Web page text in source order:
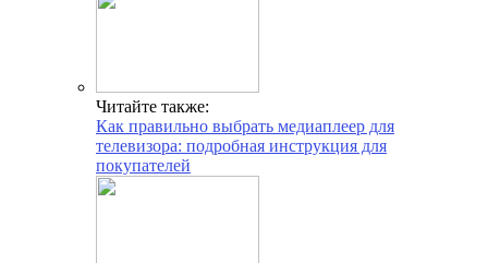
Читайте также:
Как правильно выбрать медиаплеер для
телевизора: подробная инструкция для
покупателей